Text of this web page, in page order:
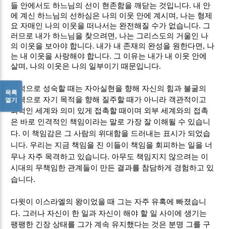
들 안에서도 하느님의 선이 현존함을 깨닫는 것입니다. 내 안
에 계신 하느님의 선하심은 나의 이웃 안에 계시며 , 나는 형제
요 자매인 나의 이웃을 떠나서는 완전해질 수가 없습니다. 그
러므로 내가 하느님을 찾으려면 , 나는 그리스도의 거울인 나
의 이웃을 보아야 합니다. 내가 내 존재의 완성을 원한다면 , 나
는 내 이웃을 사랑해야 합니다. 그 이유는 내가 내 이웃 안에
살며 , 나의 이웃은 나의 일부이기 때문입니다.
영적으로 성숙할 때는 자아실현을 향해 자신의 힘과 불굴의
노력으로 자기 목적을 향해 질주할 때가 아니라 객관적이고
외적인 세계와 의미 있게 접촉할 때이며 외부 세계와의 접촉
은 바로 인격적인 책임이라는 말로 가장 잘 이해될 수 있습니
다. 이 책임감은 그 사람의 위대함을 드러내는 표시가 되었습
니다. 우리는 지금 책임을 진 이들이 책임을 회피하는 일을 너
무나 자주 목격하고 있습니다. 아무도 책임지지 않으려는 이
시대의 무책임한 관계들이 만든 결과를 참담하게 경험하고 있
습니다.
다윗이 이스라엘의 왕이었을 때 그는 자주 유혹에 빠졌습니
다. 그러나 자신이 한 일과 자신이 해야 할 일 사이에 생기는
팽팽한 긴장 상태를 그가 계속 유지했다는 것은 분명 그를 구
목록
열기